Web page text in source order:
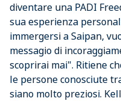
diventare una PADI
sua esperienza
immergersi a Saipan,
messagio di
scoprirai mai". Ritiene
le persone conosciute
siano molto preziosi.